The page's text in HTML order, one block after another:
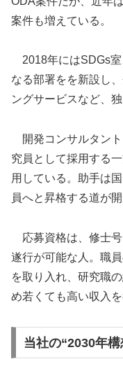
案件も増えている。
2018年にはSDGs室
なる部署をを新設し
ングサービスなど、
開発コンサルタン
究員として採用する
用している。助手は
員へと昇格する道が開
応募資格は、修士
遂行が可能な人。職
を取り入れ、研究職
め若くても高い収入
当社の“2030年構